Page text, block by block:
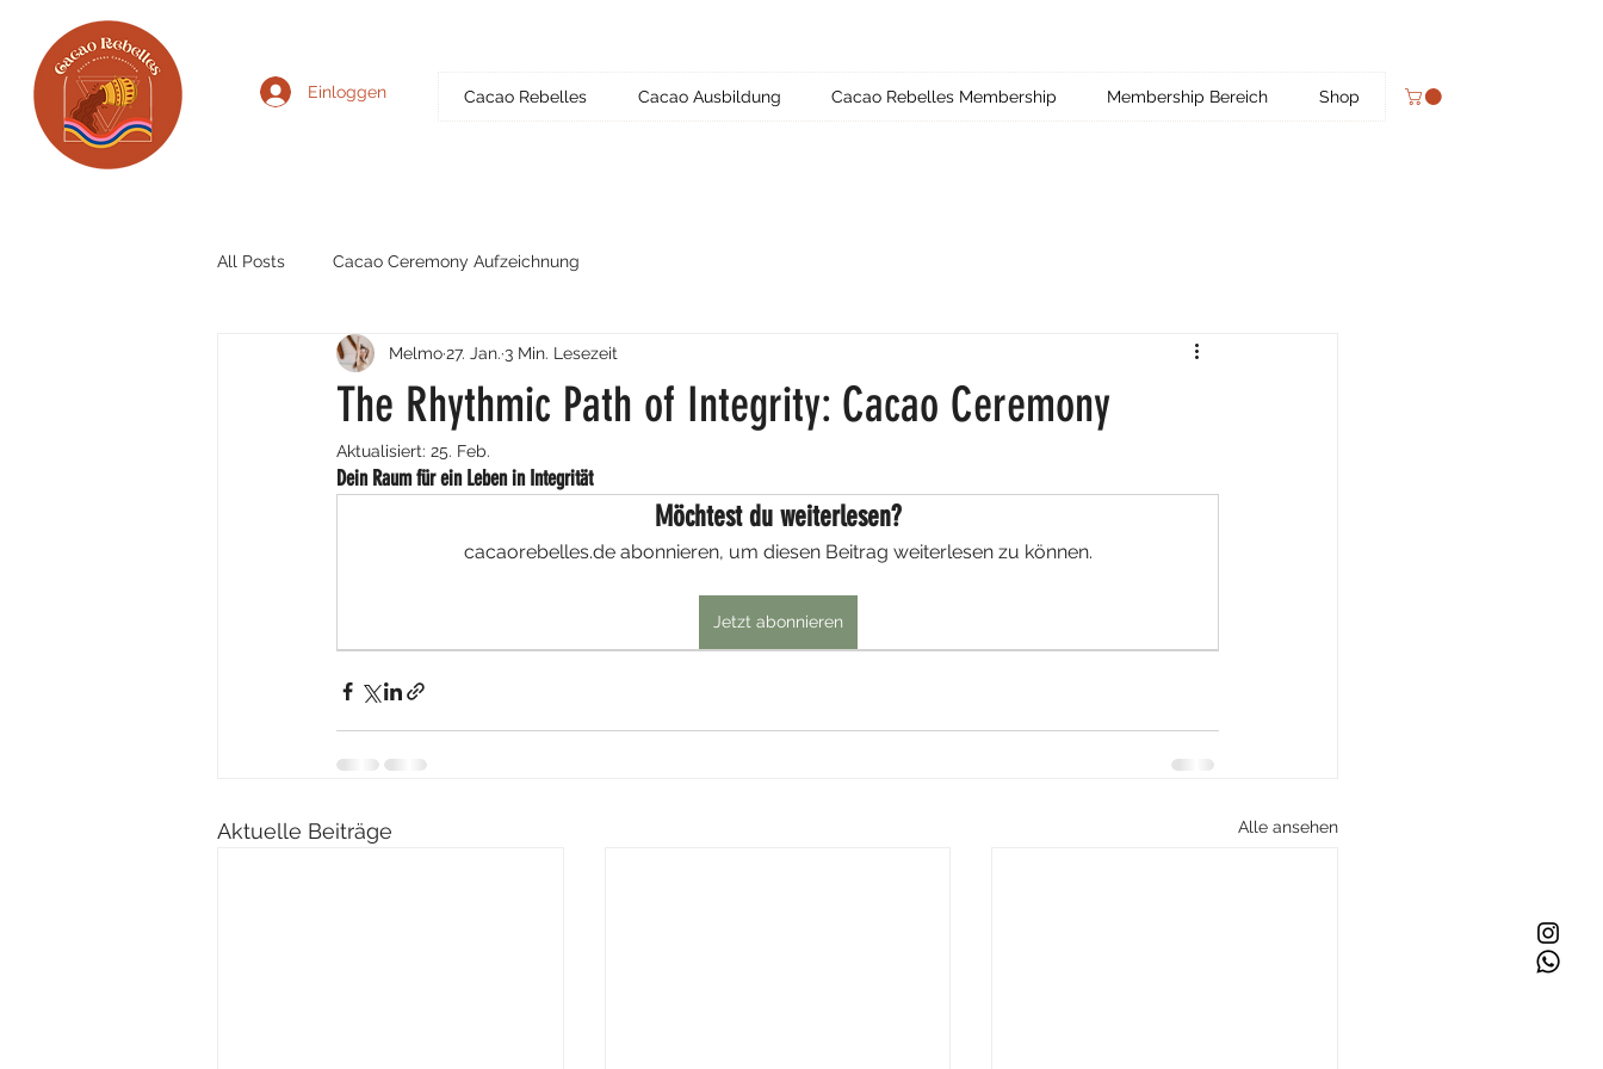
Einloggen Cacao Rebelles Cacao Ausbildung Cacao Rebelles Membership Membership Bereich Shop
All Posts Cacao Ceremony Aufzeichnung
The Rhythmic Path of Integrity: Cacao Ceremony
Melmo27. Jan. 3 Min. Lesezeit
Aktualisiert: 25. Feb.
Dein Raum für ein Leben in Integrität
Möchtest du weiterlesen?
cacaorebelles.de abonnieren, um diesen Beitrag weiterlesen zu können.
Jetzt abonnieren
Aktuelle Beiträge Alle ansehen